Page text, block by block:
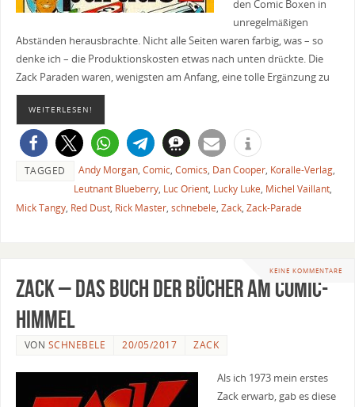
den Comic Boxen in
unregelmäßigen
Abständen herausbrachte. Nicht alle Seiten waren farbig, was – so
denke ich – die Produktionskosten etwas nach unten drückte. Die
Zack Paraden waren, wenigsten am Anfang, eine tolle Ergänzung zu
WEITERLESEN!
TAGGED Andy Morgan, Comic, Comics, Dan Cooper, Koralle-Verlag,
Leutnant Blueberry, Luc Orient, Lucky Luke, Michel Vaillant,
Mick Tangy, Red Dust, Rick Master, schnebele, Zack, Zack-Parade
KEINE KOMMENTARE
Zack – Das Buch der Bücher am Comic-
Himmel
VON SCHNEBELE 20/05/2017 ZACK
Als ich 1973 mein erstes
Zack erwarb, gab es diese